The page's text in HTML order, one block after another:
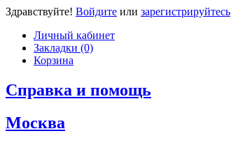
Здравствуйте! Войдите или зарегистрируйтесь
Личный кабинет
Закладки (0)
Корзина
Справка и помощь
Москва